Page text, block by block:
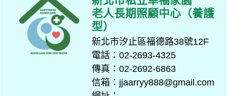
老人長期照顧中心（養護
型）
新北市汐止區福德路38號12F
電話：02-2693-4325
傳真：02-2692-6863
信箱：jjaarryy888@gmail.com